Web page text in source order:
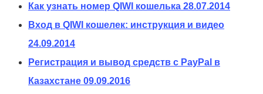
Как узнать номер QIWI кошелька 28.07.2014
Вход в QIWI кошелек: инструкция и видео
24.09.2014
Регистрация и вывод средств с PayPal в
Казахстане 09.09.2016